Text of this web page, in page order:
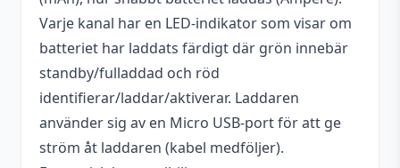
Varje kanal har en LED-indikator som visar om
batteriet har laddats färdigt där grön innebär
standby/fulladdad och röd
identifierar/laddar/aktiverar. Laddaren
använder sig av en Micro USB-port för att ge
ström åt laddaren (kabel medföljer).